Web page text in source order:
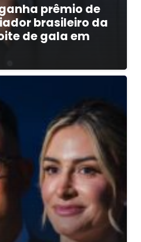
prêmio de
brasileiro da
de gala em